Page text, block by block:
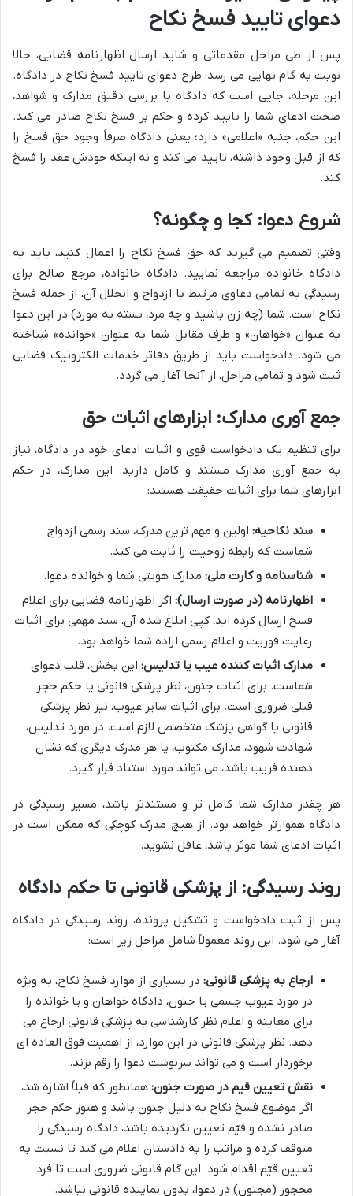
دعوای تایید فسخ نکاح
پس از طی مراحل مقدماتی و شاید ارسال اظهارنامه قضایی، حالا
نوبت به گام نهایی می رسد: طرح دعوای تایید فسخ نکاح در دادگاه.
این مرحله، جایی است که دادگاه با بررسی دقیق مدارک و شواهد،
صحت ادعای شما را تایید کرده و حکم بر فسخ نکاح صادر می کند.
این حکم، جنبه «اعلامی» دارد؛ یعنی دادگاه صرفاً وجود حق فسخ را
که از قبل وجود داشته، تایید می کند و نه اینکه خودش عقد را فسخ
کند.
شروع دعوا: کجا و چگونه؟
وقتی تصمیم می گیرید که حق فسخ نکاح را اعمال کنید، باید به
دادگاه خانواده مراجعه نمایید. دادگاه خانواده، مرجع صالح برای
رسیدگی به تمامی دعاوی مرتبط با ازدواج و انحلال آن، از جمله فسخ
نکاح است. شما (چه زن باشید و چه مرد، بسته به مورد) در این دعوا
به عنوان «خواهان» و طرف مقابل شما به عنوان «خوانده» شناخته
می شود. دادخواست باید از طریق دفاتر خدمات الکترونیک قضایی
ثبت شود و تمامی مراحل، از آنجا آغاز می گردد.
جمع آوری مدارک: ابزارهای اثبات حق
برای تنظیم یک دادخواست قوی و اثبات ادعای خود در دادگاه، نیاز
به جمع آوری مدارک مستند و کامل دارید. این مدارک، در حکم
ابزارهای شما برای اثبات حقیقت هستند:
سند نکاحیه: اولین و مهم ترین مدرک، سند رسمی ازدواج
شماست که رابطه زوجیت را ثابت می کند.
شناسنامه و کارت ملی: مدارک هویتی شما و خوانده دعوا.
اظهارنامه (در صورت ارسال): اگر اظهارنامه قضایی برای اعلام
فسخ ارسال کرده اید، کپی ابلاغ شده آن، سند مهمی برای اثبات
رعایت فوریت و اعلام رسمی اراده شما خواهد بود.
مدارک اثبات کننده عیب یا تدلیس: این بخش، قلب دعوای
شماست. برای اثبات جنون، نظر پزشکی قانونی یا حکم حجر
قبلی ضروری است. برای اثبات سایر عیوب، نیز نظر پزشکی
قانونی یا گواهی پزشک متخصص لازم است. در مورد تدلیس،
شهادت شهود، مدارک مکتوب، یا هر مدرک دیگری که نشان
دهنده فریب باشد، می تواند مورد استناد قرار گیرد.
هر چقدر مدارک شما کامل تر و مستندتر باشد، مسیر رسیدگی در
دادگاه هموارتر خواهد بود. از هیچ مدرک کوچکی که ممکن است در
اثبات ادعای شما موثر باشد، غافل نشوید.
روند رسیدگی: از پزشکی قانونی تا حکم دادگاه
پس از ثبت دادخواست و تشکیل پرونده، روند رسیدگی در دادگاه
آغاز می شود. این روند معمولاً شامل مراحل زیر است:
ارجاع به پزشکی قانونی: در بسیاری از موارد فسخ نکاح، به ویژه
در مورد عیوب جسمی یا جنون، دادگاه خواهان و یا خوانده را
برای معاینه و اعلام نظر کارشناسی به پزشکی قانونی ارجاع می
دهد. نظر پزشکی قانونی در این موارد، از اهمیت فوق العاده ای
برخوردار است و می تواند سرنوشت دعوا را رقم بزند.
نقش تعیین قیم در صورت جنون: همانطور که قبلاً اشاره شد،
اگر موضوع فسخ نکاح به دلیل جنون باشد و هنوز حکم حجر
صادر نشده و قیّم تعیین نگردیده باشد، دادگاه رسیدگی را
متوقف کرده و مراتب را به دادستان اعلام می کند تا نسبت به
تعیین قیّم اقدام شود. این گام قانونی ضروری است تا فرد
محجور (مجنون) در دعوا، بدون نماینده قانونی نباشد.